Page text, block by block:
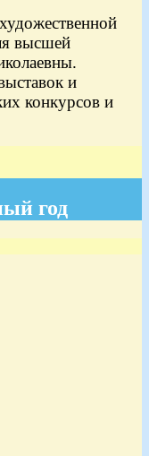
высшей
и
конкурсов и
год